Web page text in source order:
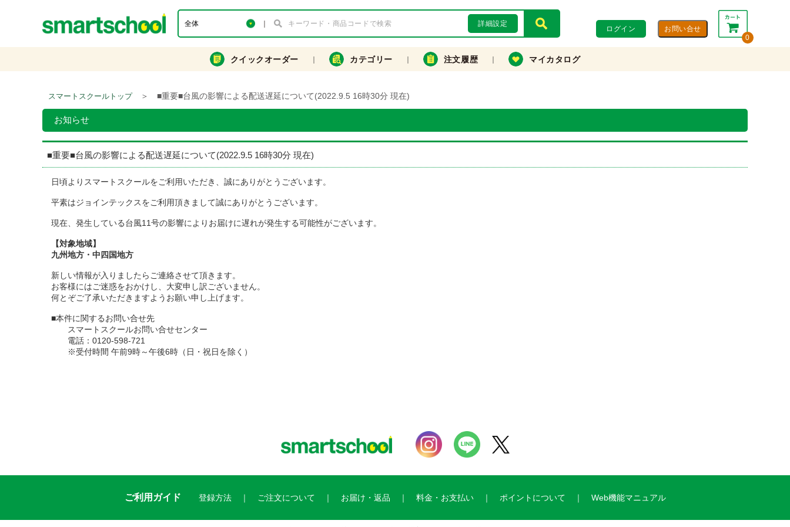
詳細設定
ログイン
0
合計： 0円
カートを見る・注文する
クイックオーダー カテゴリー 注文履歴 マイカタログ
スマートスクールトップ ＞ ■重要■台風の影響による配送遅延について(2022.9.5 16時30分 現在)
お知らせ
■重要■台風の影響による配送遅延について(2022.9.5 16時30分 現在)
日頃よりスマートスクールをご利用いただき、誠にありがとうございます。
平素はジョインテックスをご利用頂きまして誠にありがとうございます。
現在、発生している台風11号の影響によりお届けに遅れが発生する可能性がございます。
【対象地域】
九州地方・中四国地方
新しい情報が入りましたらご連絡させて頂きます。
お客様にはご迷惑をおかけし、大変申し訳ございません。
何とぞご了承いただきますようお願い申し上げます。
■本件に関するお問い合せ先
スマートスクールお問い合せセンター
電話：0120-598-721
※受付時間 午前9時～午後6時（日・祝日を除く）
ご利用ガイド 登録方法 ご注文について お届け・返品 料金・お支払い ポイントについて Web機能マニュアル